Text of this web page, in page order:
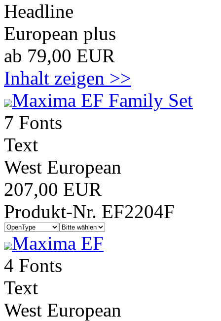
Headline
European plus
ab 79,00 EUR
Inhalt zeigen >>
Maxima EF Family Set
7 Fonts
Text
West European
207,00 EUR
Produkt-Nr. EF2204F
Maxima EF
4 Fonts
Text
West European